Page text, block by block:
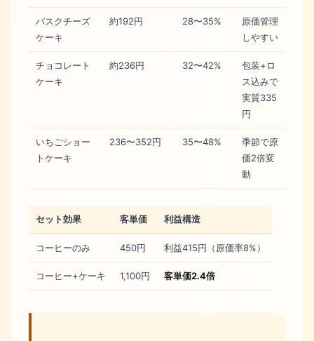
バスクチーズ
ケーキ
約192円 28〜35%
原価管理
しやすい
チョコレート
ケーキ
約236円 32〜42%
包装+ロ
ス込みで
実質335
円
いちごショー
トケーキ
236〜352円 35〜48%
季節で原
価2倍変
動
セット効果 客単価 利益構造
コーヒーのみ 450円 利益415円（原価率8%）
コーヒー+ケーキ 1,100円 客単価2.4倍